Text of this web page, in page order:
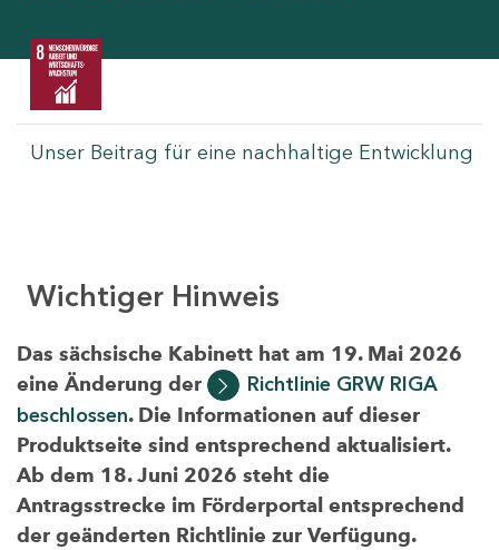
Unser Beitrag für eine nachhaltige Entwicklung
Wichtiger Hinweis
Das sächsische Kabinett hat am 19. Mai 2026
eine Änderung der
Richtlinie GRW RIGA
beschlossen. Die Informationen auf dieser
Produktseite sind entsprechend aktualisiert.
Ab dem 18. Juni 2026 steht die
Antragsstrecke im Förderportal entsprechend
der geänderten Richtlinie zur Verfügung.